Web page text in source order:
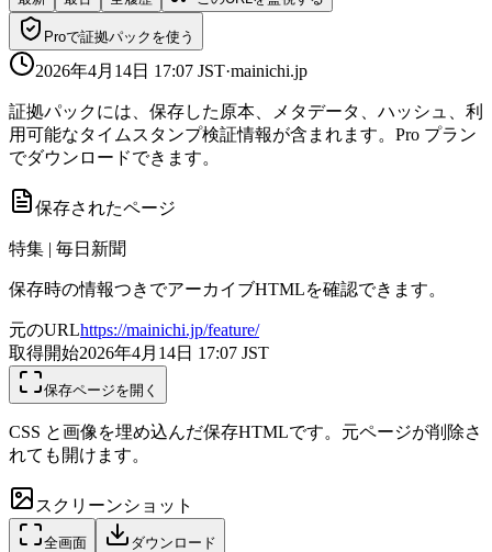
Proで証拠パックを使う
2026年4月14日 17:07 JST·mainichi.jp
証拠パックには、保存した原本、メタデータ、ハッシュ、利
用可能なタイムスタンプ検証情報が含まれます。Pro プラン
でダウンロードできます。
保存されたページ
特集 | 毎日新聞
保存時の情報つきでアーカイブHTMLを確認できます。
元のURLhttps://mainichi.jp/feature/
取得開始2026年4月14日 17:07 JST
保存ページを開く
CSS と画像を埋め込んだ保存HTMLです。元ページが削除さ
れても開けます。
スクリーンショット
全画面 ダウンロード